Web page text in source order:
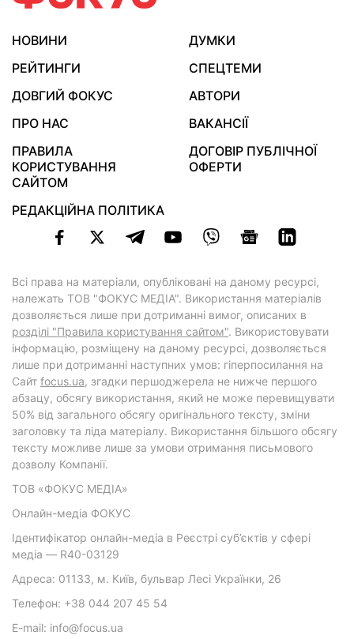
НОВИНИ
ДУМКИ
РЕЙТИНГИ
СПЕЦТЕМИ
ДОВГИЙ ФОКУС
АВТОРИ
ПРО НАС
ВАКАНСІЇ
ПРАВИЛА
КОРИСТУВАННЯ
САЙТОМ
ДОГОВІР ПУБЛІЧНОЇ
ОФЕРТИ
РЕДАКЦІЙНА ПОЛІТИКА
Всі права на матеріали, опубліковані на даному ресурсі,
належать ТОВ "ФОКУС МЕДІА". Використання матеріалів
дозволяється лише при дотриманні вимог, описаних в
розділі "Правила користування сайтом". Використовувати
інформацію, розміщену на даному ресурсі, дозволяється
лише при дотриманні наступних умов: гіперпосилання на
Cайт focus.ua, згадки першоджерела не нижче першого
абзацу, обсягу використання, який не може перевищувати
50% від загального обсягу оригінального тексту, зміни
заголовку та ліда матеріалу. Використання більшого обсягу
тексту можливе лише за умови отримання письмового
дозволу Компанії.
ТОВ «ФОКУС МЕДІА»
Онлайн-медіа ФОКУС
Ідентифікатор онлайн-медіа в Реєстрі суб’єктів у сфері
медіа — R40-03129
Адреса: 01133, м. Київ, бульвар Лесі Українки, 26
Телефон: +38 044 207 45 54
E-mail: info@focus.ua